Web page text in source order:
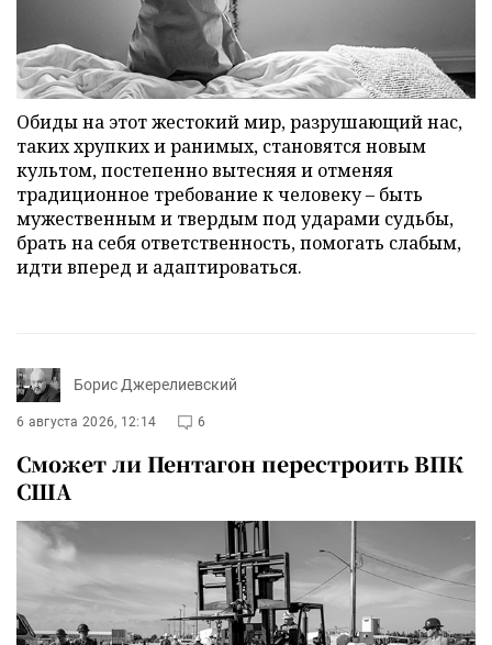
Обиды на этот жестокий мир, разрушающий нас,
таких хрупких и ранимых, становятся новым
культом, постепенно вытесняя и отменяя
традиционное требование к человеку – быть
мужественным и твердым под ударами судьбы,
брать на себя ответственность, помогать слабым,
идти вперед и адаптироваться.
Борис Джерелиевский
6 августа 2026, 12:14 6
Сможет ли Пентагон перестроить ВПК
США